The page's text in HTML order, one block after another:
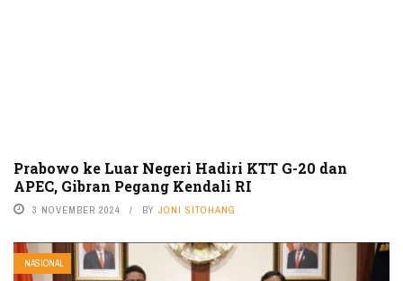
Prabowo ke Luar Negeri Hadiri KTT G-20 dan
APEC, Gibran Pegang Kendali RI
3 NOVEMBER 2024 BY JONI SITOHANG
NASIONAL